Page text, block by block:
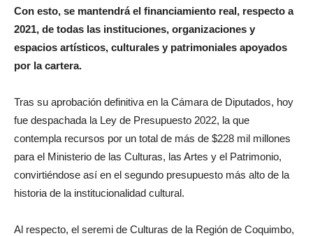
Con esto, se mantendrá el financiamiento real, respecto a
2021, de todas las instituciones, organizaciones y
espacios artísticos, culturales y patrimoniales apoyados
por la cartera.
Tras su aprobación definitiva en la Cámara de Diputados, hoy
fue despachada la Ley de Presupuesto 2022, la que
contempla recursos por un total de más de $228 mil millones
para el Ministerio de las Culturas, las Artes y el Patrimonio,
convirtiéndose así en el segundo presupuesto más alto de la
historia de la institucionalidad cultural.
Al respecto, el seremi de Culturas de la Región de Coquimbo,